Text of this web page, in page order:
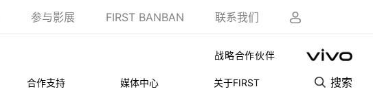
参与影展 FIRST BANBAN 联系我们
战略合作伙伴
合作支持 媒体中心 关于FIRST 搜索